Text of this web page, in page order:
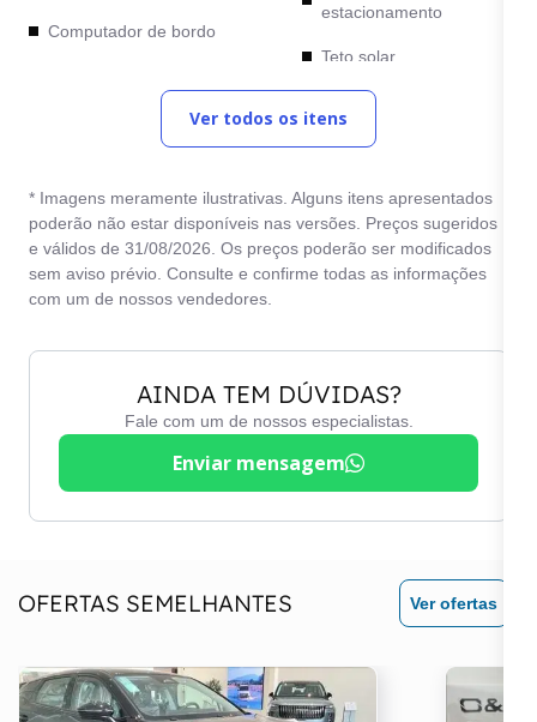
Computador de bordo
Rádio
Retrovisores elétricos
estacionamento
Teto solar
Trio elétrico
Volante com regulagem
Ver todos os itens
* Imagens meramente ilustrativas. Alguns itens apresentados
poderão não estar disponíveis nas versões. Preços sugeridos
e válidos de 31/08/2026. Os preços poderão ser modificados
sem aviso prévio. Consulte e confirme todas as informações
com um de nossos vendedores.
AINDA TEM DÚVIDAS?
Fale com um de nossos especialistas.
Enviar mensagem
OFERTAS SEMELHANTES Ver ofertas